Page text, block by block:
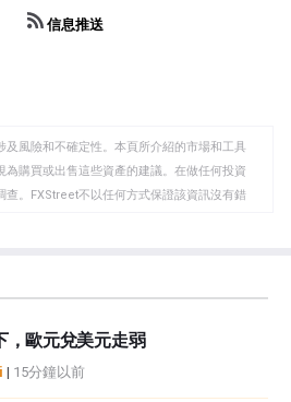
信息推送
及風險和不確定性。本頁所介紹的市場和工具
為購買或出售這些資產的建議。在做任何投資
查。FXStreet不以任何方式保證該資訊沒有錯
商的官方政策或立場。作者不對本頁連結的
撰寫本文時，作者在本文中提到的任何股票
到的任何公司有業務關係。除了FXStreet，作
，歐元兌美元走弱
| 15分鐘以前